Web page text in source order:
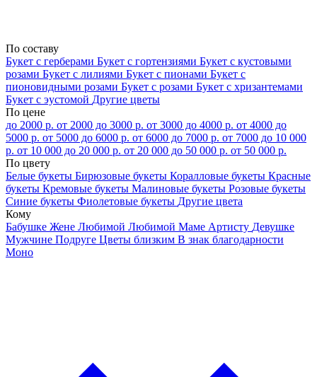
По составу
Букет с герберами Букет с гортензиями Букет с кустовыми
розами Букет с лилиями Букет с пионами Букет с
пионовидными розами Букет с розами Букет с хризантемами
Букет с эустомой Другие цветы
По цене
до 2000 р. от 2000 до 3000 р. от 3000 до 4000 р. от 4000 до
5000 р. от 5000 до 6000 р. от 6000 до 7000 р. от 7000 до 10 000
р. от 10 000 до 20 000 р. от 20 000 до 50 000 р. от 50 000 р.
По цвету
Белые букеты Бирюзовые букеты Коралловые букеты Красные
букеты Кремовые букеты Малиновые букеты Розовые букеты
Синие букеты Фиолетовые букеты Другие цвета
Кому
Бабушке Жене Любимой Любимой Маме Артисту Девушке
Мужчине Подруге Цветы близким В знак благодарности
Моно